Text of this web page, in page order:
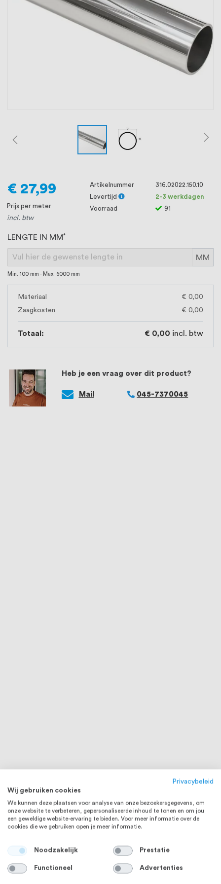
ons voorop, want we geloven dat een
goede relatie met onze klanten het
Heb je een vraag over dit product?
Mail 045-7370045
€ 27,99
Prijs per meter
incl. btw
Artikelnummer
316.02022.150.10
Levertijd
2-3 werkdagen
Voorraad
91
LENGTE IN MM
MM
Min. 100 mm - Max. 6000 mm
Materiaal
€ 0,00
Zaagkosten
€ 0,00
Totaal: € 0,00 incl. btw
Privacybeleid
Wij gebruiken cookies
We kunnen deze plaatsen voor analyse van onze bezoekersgegevens, om
onze website te verbeteren, gepersonaliseerde inhoud te tonen en om jou
een geweldige website-ervaring te bieden. Voor meer informatie over de
cookies die we gebruiken open je meer informatie.
Noodzakelijk Prestatie
Functioneel Advertenties